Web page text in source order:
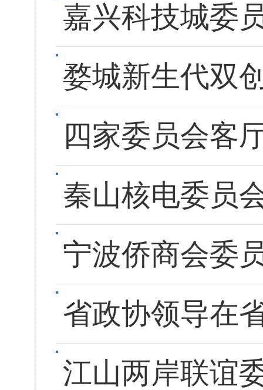
嘉兴科技城委
婺城新生代双
四家委员会客
秦山核电委员
宁波侨商会委
省政协领导在
江山两岸联谊